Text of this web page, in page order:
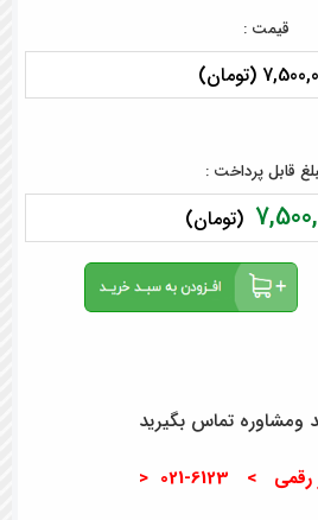
قیمت :
(تومان)
قابل پرداخت :
(تومان)
تماس بگیرید
> 6123-021 <